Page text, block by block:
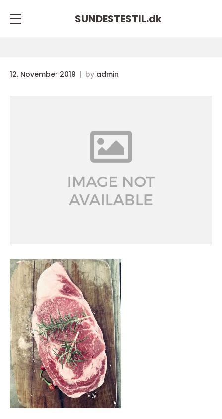
SUNDESTESTIL.dk
12. November 2019 by admin